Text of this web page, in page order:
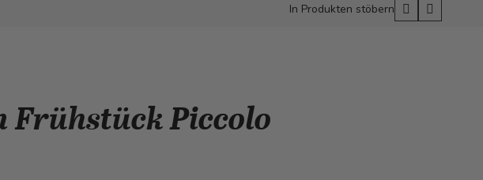
In Produkten stöbern
Frühstück Piccolo